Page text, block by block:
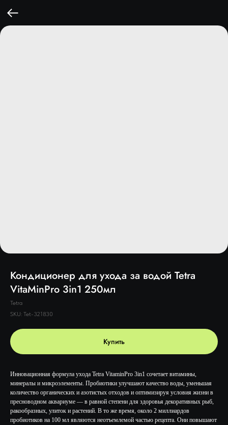
Кондиционер для ухода за водой Tetra
VitaMinPro 3in1 250мл
Tetra
SKU: Tet-321830
Купить
Инновационная формула ухода Tetra VitaminPro 3in1 сочетает витамины,
минералы и микроэлементы. Пробиотики улучшают качество воды, уменьшая
количество органических и азотистых отходов и оптимизируя условия жизни в
пресноводном аквариуме — в равной степени для здоровья декоративных рыб,
ракообразных, улиток и растений. В то же время, около 2 миллиардов
пробиотиков на 100 мл являются неотъемлемой частью рецепта. Они повышают